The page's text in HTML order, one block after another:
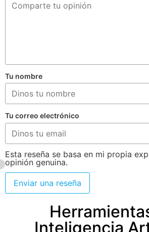
Tu nombre
Tu correo electrónico
Esta reseña se basa en mi propia
opinión genuina.
Enviar una reseña
Inteligencia